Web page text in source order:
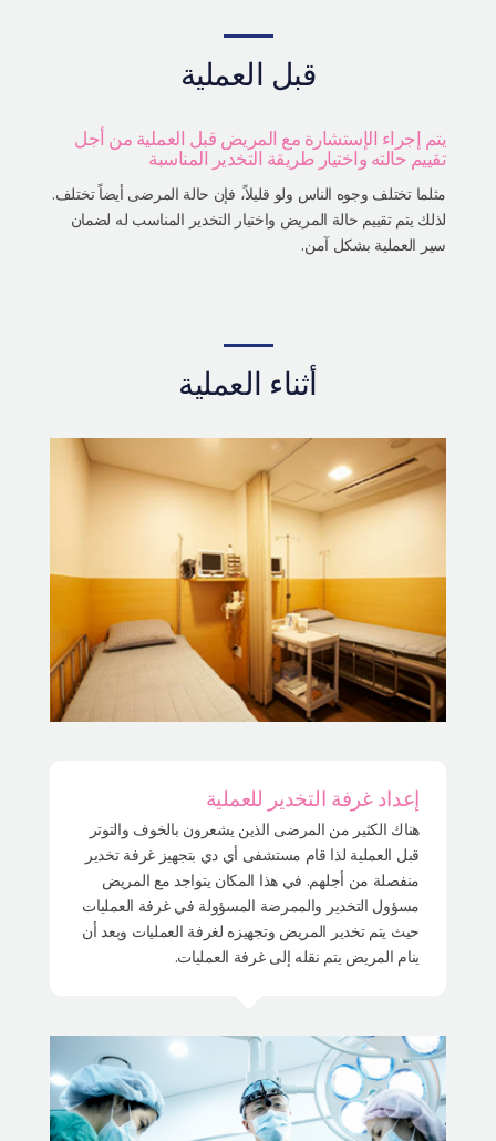
قبل العملية
يتم إجراء الإستشارة مع المريض قبل العملية من أجل
تقييم حالته واختيار طريقة التخدير المناسبة
مثلما تختلف وجوه الناس ولو قليلاً، فإن حالة المرضى أيضاً تختلف.
لذلك يتم تقييم حالة المريض واختيار التخدير المناسب له لضمان
سير العملية بشكل آمن.
أثناء العملية
إعداد غرفة التخدير للعملية
هناك الكثير من المرضى الذين يشعرون بالخوف والتوتر
قبل العملية لذا قام مستشفى أي دي بتجهيز غرفة تخدير
منفصلة من أجلهم. في هذا المكان يتواجد مع المريض
مسؤول التخدير والممرضة المسؤولة في غرفة العمليات
حيث يتم تخدير المريض وتجهيزه لغرفة العمليات وبعد أن
ينام المريض يتم نقله إلى غرفة العمليات.